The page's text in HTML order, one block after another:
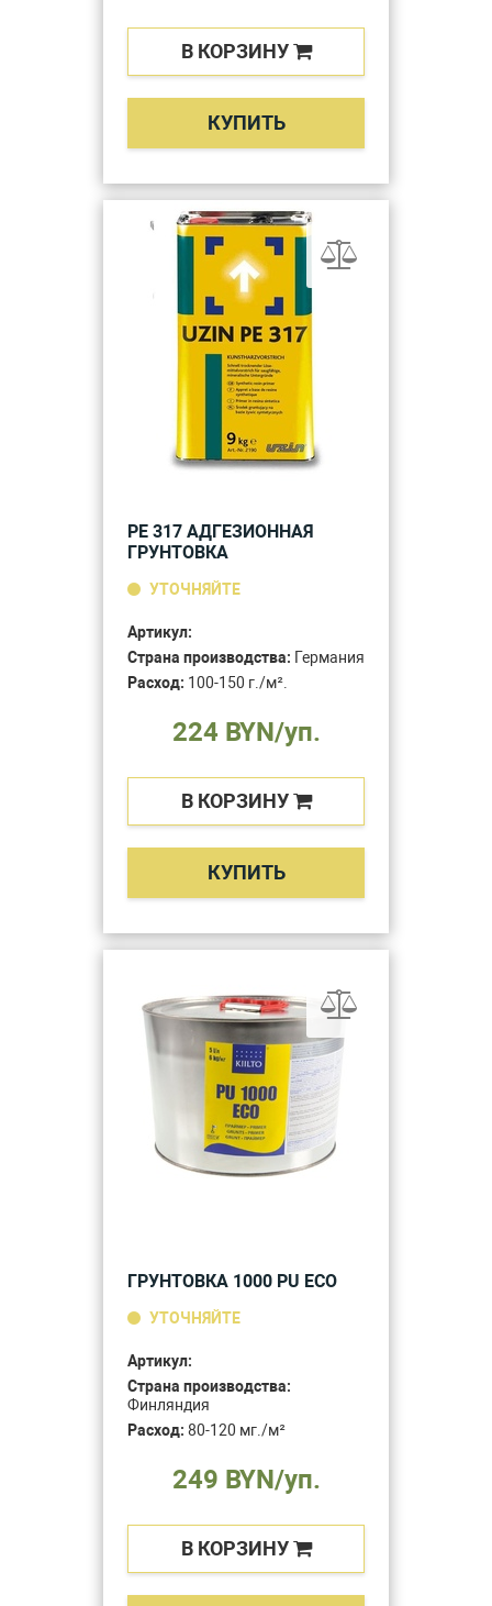
В КОРЗИНУ
КУПИТЬ
PE 317 АДГЕЗИОННАЯ
ГРУНТОВКА
УТОЧНЯЙТЕ
Артикул:
Страна производства: Германия
Расход: 100-150 г./м².
224 BYN/уп.
В КОРЗИНУ
КУПИТЬ
ГРУНТОВКА 1000 PU ECO
УТОЧНЯЙТЕ
Артикул:
Страна производства:
Финляндия
Расход: 80-120 мг./м²
249 BYN/уп.
В КОРЗИНУ